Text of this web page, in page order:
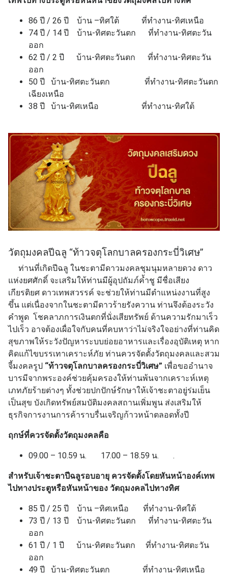
86 ปี / 26 ปี บ้าน –ทิศใต้ ที่ทำงาน-ทิศเหนือ
74 ปี / 14 ปี บ้าน-ทิศตะวันตก ที่ทำงาน-ทิศตะวัน
ออก
62 ปี / 2 ปี บ้าน-ทิศตะวันตก ที่ทำงาน-ทิศตะวัน
ออก
50 ปี บ้าน-ทิศตะวันตก ที่ทำงาน-ทิศตะวันตก
เฉียงเหนือ
38 ปี บ้าน-ทิศเหนือ ที่ทำงาน-ทิศใต้
วัตถุมงคลปีฉลู “ท้าวจตุโลกบาลครองกระบี่วิเศษ”
ท่านที่เกิดปีฉลู ในชะตามีดาวมงคลชุมนุมหลายดวง ดาว
แห่งยศศักดิ์ จะเสริมให้ท่านมีผู้อุปถัมภ์ค้ำชู มีชื่อเสียง
เกียรติยศ ดาวเทพสวรรค์ จะช่วยให้ท่านมีตำแหน่งงานที่สูง
ขึ้น แต่เนื่องจากในชะตามีดาวร้ายรังควาน ท่านจึงต้องระวัง
คำพูด โชคลาภการเงินตกที่นั่งเสียทรัพย์ ด้านความรักมาเร็ว
ไปเร็ว อาจต้องเผื่อใจกับคนที่คบหาว่าไม่จริงใจอย่างที่ท่านคิด
สุขภาพให้ระวังปัญหาระบบย่อยอาหารและเรื่องอุบัติเหตุ หาก
คิดแก้ไขบรรเทาเคราะห์ภัย ท่านควรจัดตั้งวัตถุมงคลและสวม
จี้มงคลรูป “ท้าวจตุโลกบาลครองกระบี่วิเศษ” เพื่อขออำนาจ
บารมีจากพระองค์ช่วยคุ้มครองให้ท่านพ้นจากเคราะห์เหตุ
เภทภัยร้ายต่างๆ ทั้งช่วยปกปักษ์รักษาให้เจ้าชะตาอยู่ร่มเย็น
เป็นสุข บังเกิดทรัพย์สมบัติมงคลสถานเพิ่มพูน ส่งเสริมให้
ธุรกิจการงานการค้าราบรื่นเจริญก้าวหน้าตลอดทั้งปี
ฤกษ์ที่ควรจัดตั้งวัตถุมงคลคือ
09.00 – 10.59 น. 17.00 – 18.59 น. .
สำหรับเจ้าชะตาปีฉลูรอบอายุ ควรจัดตั้งโดยหันหน้าองค์เทพ
ไปทางประตูหรือหันหน้าของ วัตถุมงคลไปทางทิศ
85 ปี / 25 ปี บ้าน –ทิศเหนือ ที่ทำงาน-ทิศใต้
73 ปี / 13 ปี บ้าน-ทิศตะวันตก ที่ทำงาน-ทิศตะวัน
ออก
61 ปี / 1 ปี บ้าน-ทิศตะวันตก ที่ทำงาน-ทิศตะวัน
ออก
49 ปี บ้าน-ทิศตะวันตก ที่ทำงาน-ทิศเหนือ